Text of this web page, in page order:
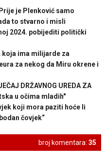
Prije je Plenković samo
to stvarno i misli
2024. pobijediti politički
koja ima milijarde za
za nekog da Miru okrene i
DRŽAVNOG UREDA ZA
u očima mladih"
koji mora paziti hoće li
čovjek“
broj komentara: 35